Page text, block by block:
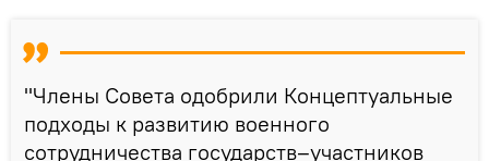
"Члены Совета одобрили Концептуальные
подходы к развитию военного
сотрудничества государств–участников